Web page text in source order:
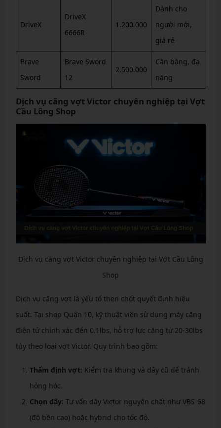
DriveX
DriveX
6666R
1.200.000
Dành cho
người mới,
giá rẻ
Brave
Sword
Brave Sword
12
2.500.000
Cân bằng, đa
năng
Dịch vụ căng vợt Victor chuyên nghiệp tại Vợt
Cầu Lông Shop
Dịch vụ căng vợt Victor chuyên nghiệp tại Vợt Cầu Lông
Shop
Dịch vụ căng vợt là yếu tố then chốt quyết định hiệu
suất. Tại shop Quận 10, kỹ thuật viên sử dụng máy căng
điện tử chính xác đến 0.1lbs, hỗ trợ lực căng từ 20-30lbs
tùy theo loại vợt Victor. Quy trình bao gồm:
Thẩm định vợt: Kiểm tra khung và dây cũ để tránh
hỏng hóc.
Chọn dây: Tư vấn dây Victor nguyên chất như VBS-68
(độ bền cao) hoặc hybrid cho tốc độ.